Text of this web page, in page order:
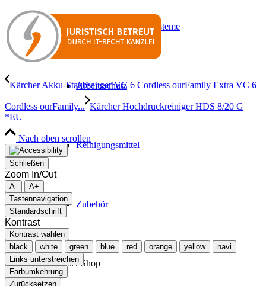
Fahrzeugreinigungssysteme
Arbeitsschutz
Reinigungsmittel
Zubehör
Kaeser Shop
Kärcher Akku-Staubsauger VC 6 Cordless ourFamily Extra VC 6
Cordless ourFamily... Kärcher Hochdruckreiniger HDS 8/20 G
*EU
Nach oben scrollen
Schließen
Zoom In/Out
A-
A+
Tastennavigation
Standardschrift
Kontrast
Kontrast wählen
black
white green blue red orange yellow
navi
Links unterstreichen
Farbumkehrung
Zurücksetzen